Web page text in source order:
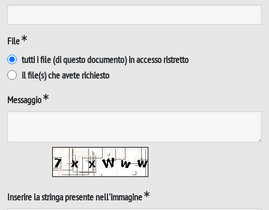
File
tutti i file (di questo documento) in accesso ristretto
il file(s) che avete richiesto
Messaggio
Inserire la stringa presente nell'immagine